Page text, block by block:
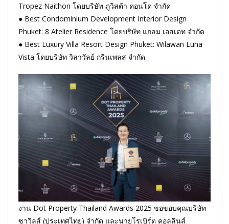
Tropez Naithon โดยบริษัท ภูวิสต้า คอนโด จำกัด
● Best Condominium Development Interior Design
Phuket: 8 Atelier Residence โดยบริษัท แกลม เอสเตท จำกัด
● Best Luxury Villa Resort Design Phuket: Wilawan Luna
Vista โดยบริษัท วิลาวัลย์ กรีนเพลส จำกัด
งาน Dot Property Thailand Awards 2025 ขอขอบคุณบริษัท
ซาวิลส์ (ประเทศไทย) จำกัด และนายโรเบิร์ต คอลลินส์